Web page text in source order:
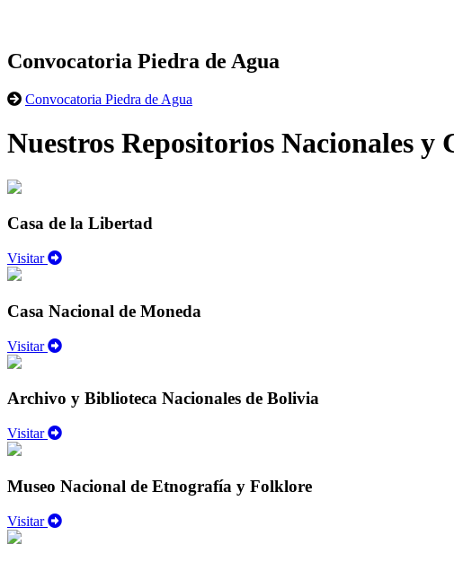
Convocatoria Piedra de Agua
Convocatoria Piedra de Agua
Nuestros Repositorios Nacionales y
Casa de la Libertad
Visitar
Casa Nacional de Moneda
Visitar
Archivo y Biblioteca Nacionales de Bolivia
Visitar
Museo Nacional de Etnografía y Folklore
Visitar